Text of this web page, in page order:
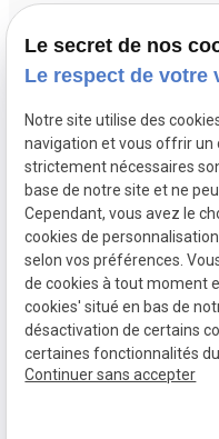
pin_drop
1 Rue
61400
Mentions légales
Politique de
confidentialité
Gestion
des
cookies
Plan du
site
Le secret de nos
Le respect de votre
Notre site utilise des
navigation et vous offrir un
strictement nécessaires
base de notre site et ne
Cependant, vous avez le
cookies de
selon vos préférences.
de cookies à tout moment
cookies' situé en bas de
désactivation de certains
certaines fonctionnalités
Continuer sans accepter